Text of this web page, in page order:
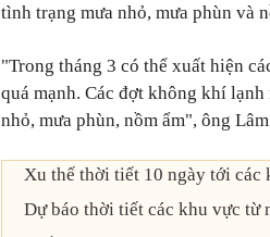
tình trạng mưa nhỏ, mưa phùn và
"Trong tháng 3 có thể xuất hiện
quá mạnh. Các đợt không khí
nhỏ, mưa phùn, nồm ẩm", ông
Xu thế thời tiết 10 ngày tới các
Dự báo thời tiết các khu vực từ